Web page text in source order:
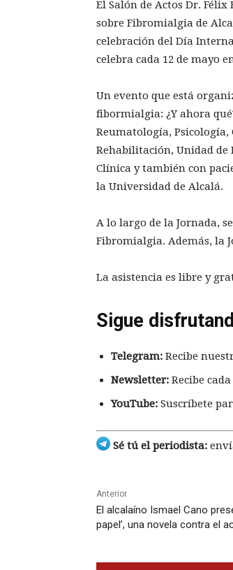
El Salón de Actos Dr.
sobre Fibromialgia de
celebración del Día
celebra cada 12 de mayo
Un evento que está
fibormialgia: ¿Y ahora
Reumatología,
Rehabilitación, Unidad de
Clínica y también con
la Universidad de Alcalá.
A lo largo de la Jornada,
Fibromialgia. Además, la
La asistencia es libre y
Sigue
Telegram: Recibe
Newsletter: Recibe
YouTube: Suscríbete
Sé tú el periodista:
Anterior
El alcalaíno Ismael Cano
papel’, una novela contra el